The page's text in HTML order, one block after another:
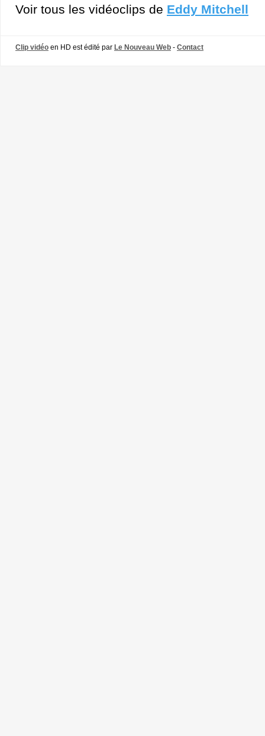
Voir tous les vidéoclips de Eddy Mitchell
Clip vidéo en HD est édité par Le Nouveau Web - Contact